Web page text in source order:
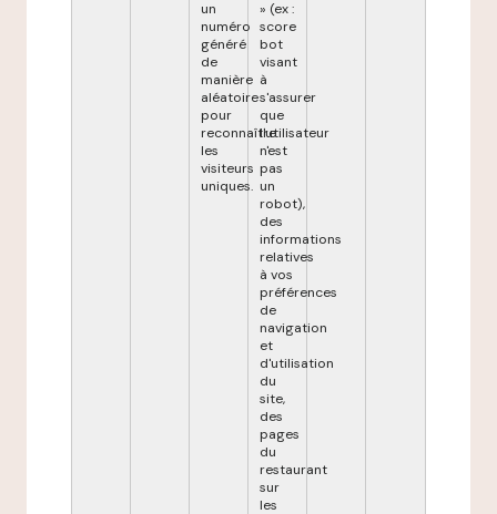
un
numéro
généré
de
manière
aléatoire
pour
reconnaître
les
visiteurs
uniques.
» (ex :
score
bot
visant
à
s'assurer
que
l'utilisateur
n'est
pas
un
robot),
des
informations
relatives
à vos
préférences
de
navigation
et
d'utilisation
du
site,
des
pages
du
restaurant
sur
les